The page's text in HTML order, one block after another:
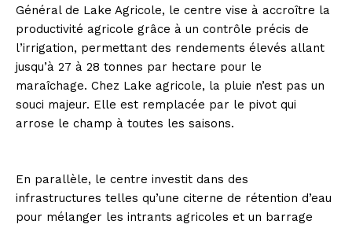
Général de Lake Agricole, le centre vise à accroître la
productivité agricole grâce à un contrôle précis de
l’irrigation, permettant des rendements élevés allant
jusqu’à 27 à 28 tonnes par hectare pour le
maraîchage. Chez Lake agricole, la pluie n’est pas un
souci majeur. Elle est remplacée par le pivot qui
arrose le champ à toutes les saisons.
En parallèle, le centre investit dans des
infrastructures telles qu’une citerne de rétention d’eau
pour mélanger les intrants agricoles et un barrage